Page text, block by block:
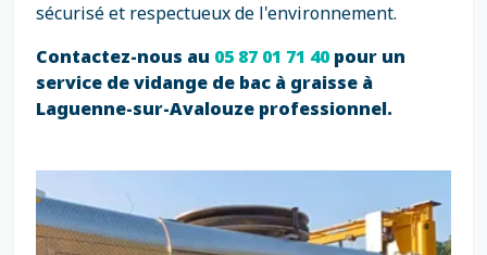
sécurisé et respectueux de l'environnement.
Contactez-nous au 05 87 01 71 40pour un
service de vidange de bac à graisse à
Laguenne-sur-Avalouze professionnel.